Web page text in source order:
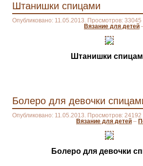
Штанишки спицами
Опубликовано: 11.05.2013. Просмотров: 33045
Вязание для детей
Штанишки
Болеро для девочки
Опубликовано: 11.05.2013. Просмотров: 24192
Вязание для детей –
Болеро для девочки